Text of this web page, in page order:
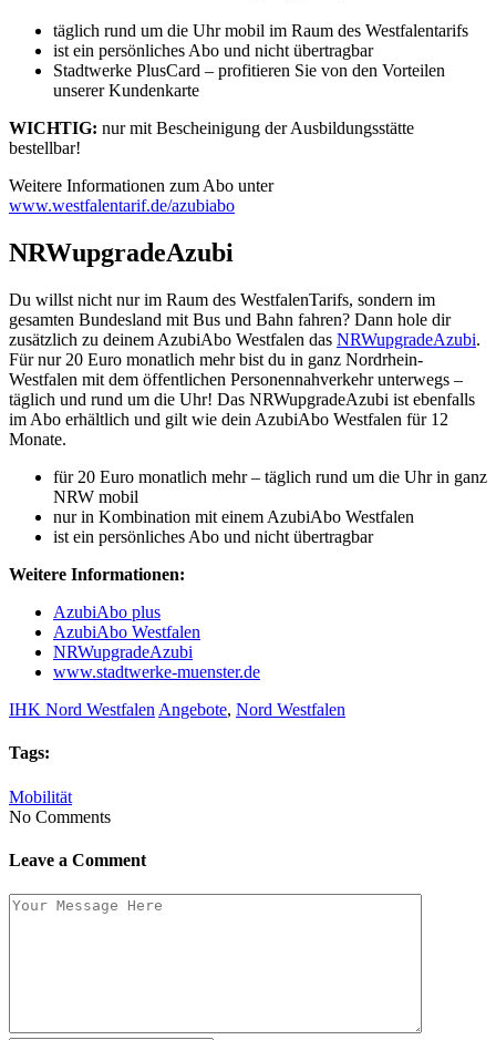
täglich rund um die Uhr mobil im Raum des Westfalentarifs
ist ein persönliches Abo und nicht übertragbar
Stadtwerke PlusCard – profitieren Sie von den Vorteilen
unserer Kundenkarte
WICHTIG: nur mit Bescheinigung der Ausbildungsstätte
bestellbar!
Weitere Informationen zum Abo unter
www.westfalentarif.de/azubiabo
NRWupgradeAzubi
Du willst nicht nur im Raum des WestfalenTarifs, sondern im
gesamten Bundesland mit Bus und Bahn fahren? Dann hole dir
zusätzlich zu deinem AzubiAbo Westfalen das NRWupgradeAzubi.
Für nur 20 Euro monatlich mehr bist du in ganz Nordrhein-
Westfalen mit dem öffentlichen Personennahverkehr unterwegs –
täglich und rund um die Uhr! Das NRWupgradeAzubi ist ebenfalls
im Abo erhältlich und gilt wie dein AzubiAbo Westfalen für 12
Monate.
für 20 Euro monatlich mehr – täglich rund um die Uhr in ganz
NRW mobil
nur in Kombination mit einem AzubiAbo Westfalen
ist ein persönliches Abo und nicht übertragbar
Weitere Informationen:
AzubiAbo plus
AzubiAbo Westfalen
NRWupgradeAzubi
www.stadtwerke-muenster.de
IHK Nord Westfalen Angebote, Nord Westfalen
Tags:
Mobilität
No Comments
Leave a Comment